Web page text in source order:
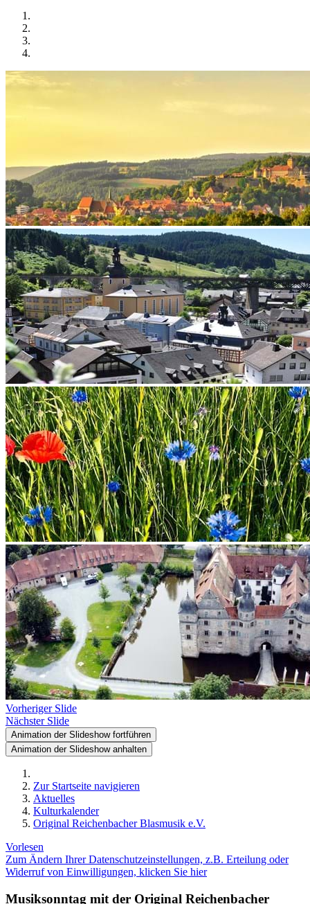
Vorheriger Slide
Nächster Slide
Animation der Slideshow fortführen
Animation der Slideshow anhalten
Zur Startseite navigieren
Aktuelles
Kulturkalender
Original Reichenbacher Blasmusik e.V.
Vorlesen
Zum Ändern Ihrer Datenschutzeinstellungen, z.B. Erteilung oder
Widerruf von Einwilligungen, klicken Sie hier
Musiksonntag mit der Original Reichenbacher